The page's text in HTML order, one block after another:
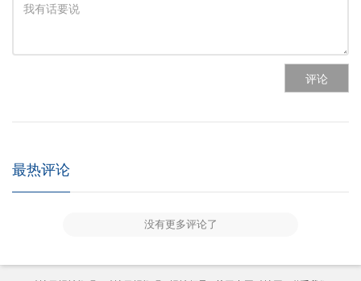
评论
最热评论
没有更多评论了